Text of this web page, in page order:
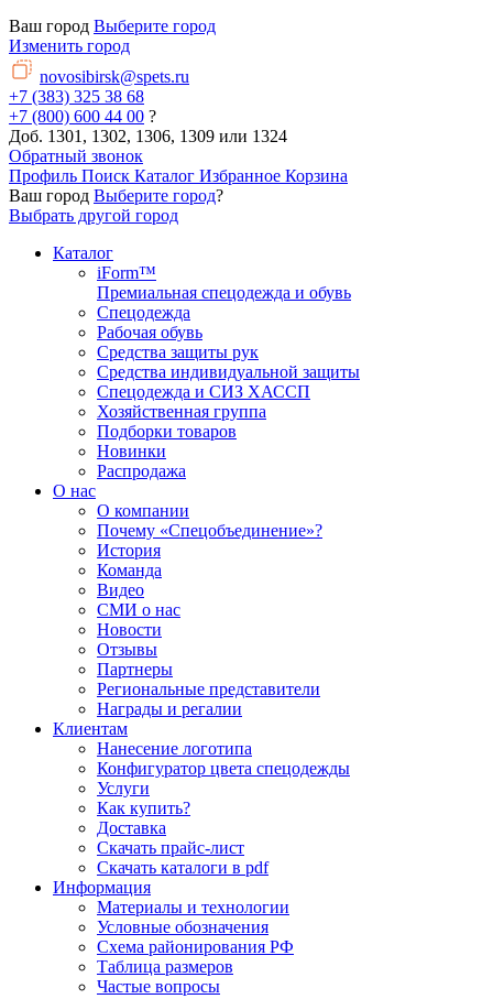
Ваш город Выберите город
Изменить город
novosibirsk@spets.ru
+7 (383) 325 38 68
+7 (800) 600 44 00 ?
Доб. 1301, 1302, 1306, 1309 или 1324
Обратный звонок
Профиль Поиск Каталог Избранное Корзина
Ваш город Выберите город?
Выбрать другой город
Каталог
iForm™
Премиальная спецодежда и обувь
Спецодежда
Рабочая обувь
Средства защиты рук
Средства индивидуальной защиты
Спецодежда и СИЗ ХАССП
Хозяйственная группа
Подборки товаров
Новинки
Распродажа
О нас
О компании
Почему «Спецобъединение»?
История
Команда
Видео
СМИ о нас
Новости
Отзывы
Партнеры
Региональные представители
Награды и регалии
Клиентам
Нанесение логотипа
Конфигуратор цвета спецодежды
Услуги
Как купить?
Доставка
Скачать прайс-лист
Скачать каталоги в pdf
Информация
Материалы и технологии
Условные обозначения
Схема районирования РФ
Таблица размеров
Частые вопросы